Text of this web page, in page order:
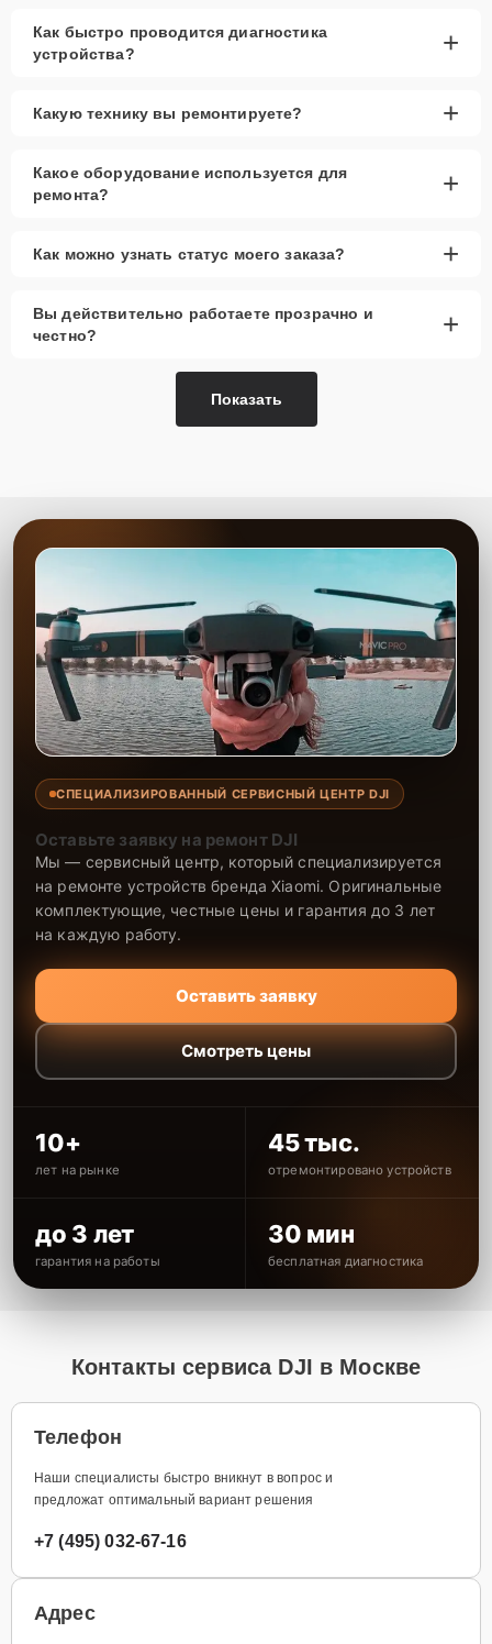
Как быстро проводится диагностика
устройства?
+
Какую технику вы ремонтируете? +
Какое оборудование используется для
ремонта?
+
Как можно узнать статус моего заказа? +
Вы действительно работаете прозрачно и
честно?
+
Показать
СПЕЦИАЛИЗИРОВАННЫЙ СЕРВИСНЫЙ ЦЕНТР DJI
Оставьте заявку на ремонт DJI
Мы — сервисный центр, который специализируется
на ремонте устройств бренда Xiaomi. Оригинальные
комплектующие, честные цены и гарантия до 3 лет
на каждую работу.
Оставить заявку
Смотреть цены
10+
лет на рынке
45 тыс.
отремонтировано устройств
до 3 лет
гарантия на работы
30 мин
бесплатная диагностика
Контакты сервиса DJI в Москве
Телефон
Наши специалисты быстро вникнут в вопрос и
предложат оптимальный вариант решения
+7 (495) 032-67-16
Адрес